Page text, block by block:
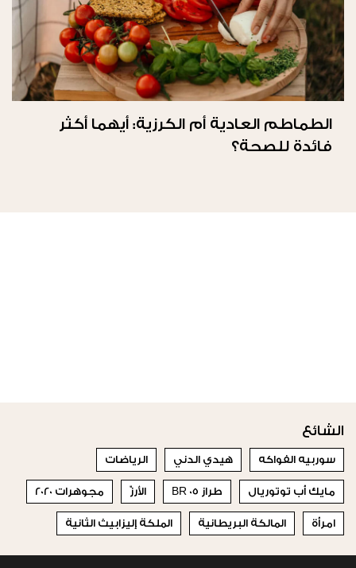
الطماطم العادية أم الكرزية: أيهما أكثر
فائدة للصحة؟
الشائع
سوربيه الفواكه هيدي الدني الرياضات
مايك أب توتوريال طراز BR 05 الأرزّ مجوهرات 2020
امرأة المالكة البريطانية الملكة إليزابيث الثانية